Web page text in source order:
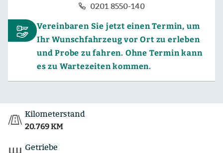
0201 8550-140
Vereinbaren Sie jetzt einen Termin, um
Ihr Wunschfahrzeug vor Ort zu erleben
und Probe zu fahren. Ohne Termin kann
es zu Wartezeiten kommen.
Kilometerstand
20.769 KM
Getriebe